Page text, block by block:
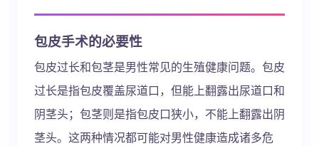
包皮手术的必要性
包皮过长和包茎是男性常见的生殖健康问题。包皮
过长是指包皮覆盖尿道口，但能上翻露出尿道口和
阴茎头；包茎则是指包皮口狭小，不能上翻露出阴
茎头。这两种情况都可能对男性健康造成诸多危